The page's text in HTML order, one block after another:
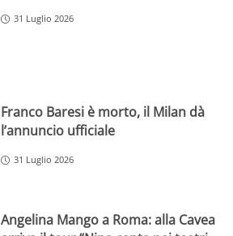
31 Luglio 2026
Franco Baresi è morto, il Milan dà
l’annuncio ufficiale
31 Luglio 2026
Angelina Mango a Roma: alla Cavea